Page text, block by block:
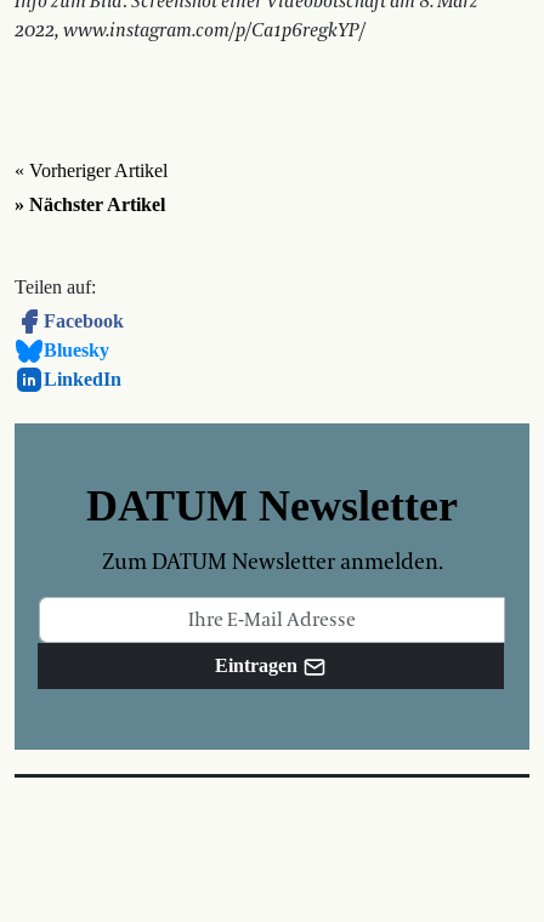
2022, www.instagram.com/p/Ca1p6regkYP/
« Vorheriger Artikel
» Nächster Artikel
Teilen auf:
Facebook
Bluesky
LinkedIn
DATUM Newsletter
Zum DATUM Newsletter anmelden.
Eintragen